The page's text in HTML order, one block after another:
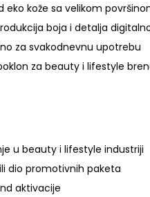
eko kože sa velikom
boja i detalja
za svakodnevnu upotrebu
za beauty i lifestyle
u beauty i lifestyle industriji
dio promotivnih paketa
aktivacije